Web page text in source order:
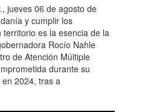
jueves 06 de agosto de
y cumplir los
es la esencia de la
Rocío Nahle
de Atención Múltiple
durante su
2024, tras a